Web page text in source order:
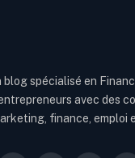
blog spécialisé en
avec des
finance, emploi